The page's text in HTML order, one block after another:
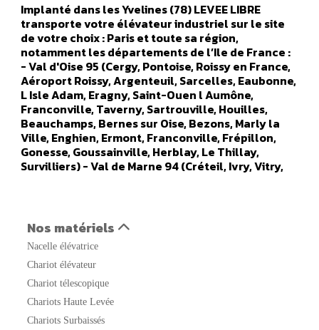
Implanté dans les Yvelines (78) LEVEE LIBRE
transporte votre élévateur industriel sur le site
de votre choix : Paris et toute sa région,
notamment les départements de l’Ile de France :
- Val d'Oise 95 (Cergy, Pontoise, Roissy en France,
Aéroport Roissy, Argenteuil, Sarcelles, Eaubonne,
L Isle Adam, Eragny, Saint-Ouen l Aumône,
Franconville, Taverny, Sartrouville, Houilles,
Beauchamps, Bernes sur Oise, Bezons, Marly la
Ville, Enghien, Ermont, Franconville, Frépillon,
Gonesse, Goussainville, Herblay, Le Thillay,
Survilliers) - Val de Marne 94 (Créteil, Ivry, Vitry,
sur Marne, Chevilly Larue, Fresnes, Gentilly, Le
Kremlin Bicêtre, L Hays Les Roses, Maisons Alfort,
Nogent sur Marne, Orly, Aéroport Orly, Rungis,
Saint Maur des Fosses, Sucy en Brie, Thiais,
Vanves, Valenton, Villejuif, Villeneuve le Roi,
Villeneuve Saint Georges) - Seine Saint Denis 93
(Saint Denis, Aulnay sous Bois, Noisy le Grand,
Noisy le Sec, Bobigny, Saint Ouen, Rosny sous bois,
Nos matériels
Nacelle élévatrice
Chariot élévateur
Chariot télescopique
Chariots Haute Levée
Chariots Surbaissés